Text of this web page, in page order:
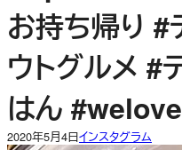
お持ち帰り #
ウトグルメ #
はん
2020年5月4日インスタグラム